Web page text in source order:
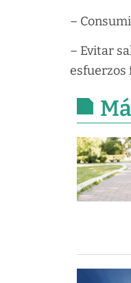
–
– Evitar
esfuerzos